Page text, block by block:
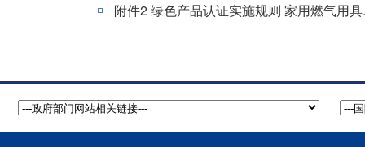
附件2 绿色产品认证实施规则 家用燃气用